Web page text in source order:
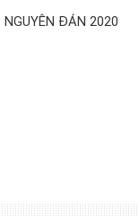
NGUYÊN ĐÁN 2020